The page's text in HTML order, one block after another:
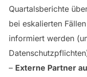
Quartalsberichte
bei eskalierten
informiert werden
– Externe Partner